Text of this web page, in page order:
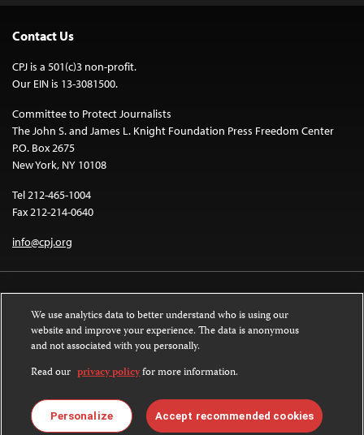
Contact Us
CPJ is a 501(c)3 non-profit.
Our EIN is 13-3081500.
Committee to Protect Journalists
The John S. and James L. Knight Foundation Press Freedom Center
P.O. Box 2675
New York, NY 10108
Tel 212-465-1004
Fax 212-214-0640
info@cpj.org
Except where noted, text on this website is licensed under a
License.
Images and other media are not covered by the Creative Commons license.
For more information about permissions, see ourFAQs.
We use analytics data to better understand who is using our
website and improve your experience. The data is anonymous
and not associated with you personally.
Read our privacy policyfor more information.
Personalize Accept recommended cookies